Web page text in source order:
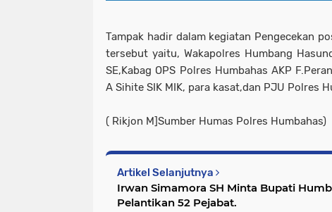
Tampak hadir dalam kegiatan Pengecekan
tersebut yaitu, Wakapolres Humbang
SE,Kabag OPS Polres Humbahas AKP
A Sihite SIK MIK, para kasat,dan PJU Polres
( Rikjon M]Sumber Humas Polres Humbahas)
Artikel Selanjutnya
Irwan Simamora SH Minta Bupati
Pelantikan 52 Pejabat.